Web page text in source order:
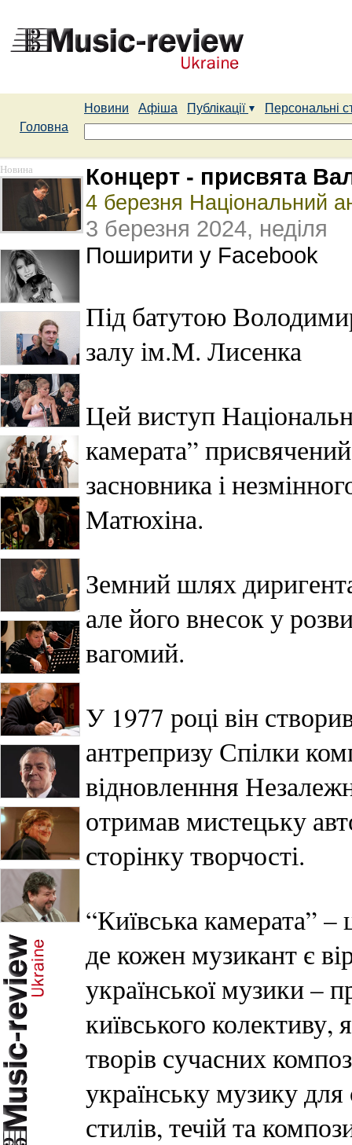
Новини Афіша Публікації
Персональні
Головна
Новина Концерт - присвята
4 березня Національний
3 березня 2024, неділя
Поширити у Facebook
Під батутою
залу ім.М. Лисенка
Цей виступ
камерата”
засновника і
Матюхіна.
Земний шлях
але його внесок у
вагомий.
У 1977 році він
антрепризу Спілки
відновленння
отримав мистецьку
сторінку творчості.
“Київська камерата”
де кожен музикант є
української музики –
київського
творів сучасних
українську музику для
стилів, течій та